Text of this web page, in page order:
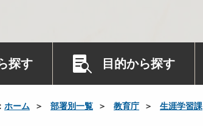
探す 目的から探す
ホーム 部署別一覧 教育庁 生涯学習課